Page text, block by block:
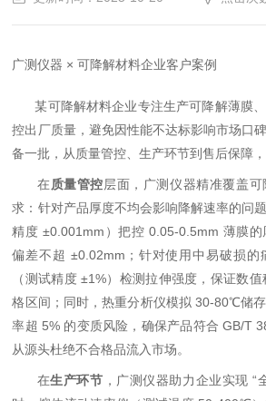
广测仪器 × 可降解材料企业客户案例
某可降解材料企业专注生产可降解薄膜、
控出厂质量，避免因性能不达标影响市场口
备一批，从质量管控、生产环节到售后保障
在质量管控层面，广测仪器精准覆盖
求：针对产品厚度不均会影响降解速率的问
精度 ±0.001mm）把控 0.05-0.5mm 薄膜
偏差不超 ±0.02mm；针对使用中易破损的
（测试精度 ±1%）检测拉伸强度，保证数
格区间；同时，热重分析仪模拟 30-80℃储
率超 5% 的变质风险，确保产品符合 GB/T
从源头杜绝不合格品流入市场。
在生产环节 ，广测仪器助力企业实现